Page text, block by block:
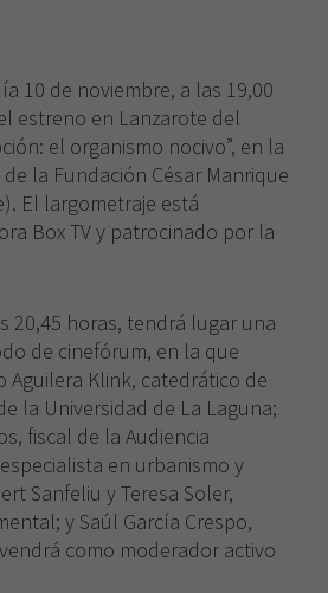
10 de noviembre, a las 19,00
estreno en Lanzarote del
el organismo nocivo”, en la
la Fundación César Manrique
El largometraje está
Box TV y patrocinado por la
20,45 horas, tendrá lugar una
de cinefórum, en la que
Aguilera Klink, catedrático de
la Universidad de La Laguna;
fiscal de la Audiencia
en urbanismo y
Sanfeliu y Teresa Soler,
y Saúl García Crespo,
como moderador activo